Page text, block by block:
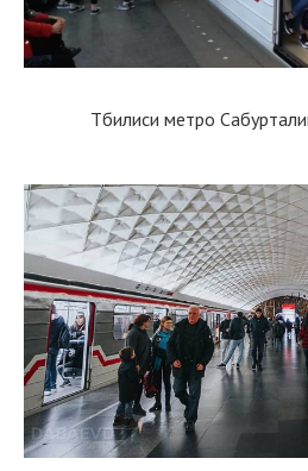
Тбилиси метро